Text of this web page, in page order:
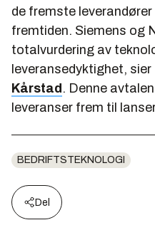
de fremste
fremtiden. Siemens og
totalvurdering av
leveransedyktighet,
Kårstad . Denne
leveranser frem til
BEDRIFTSTEKNOLOGI
Del